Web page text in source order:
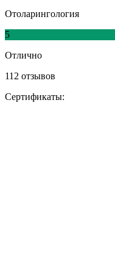
Отоларингология
5
Отлично
112 отзывов
Сертификаты: